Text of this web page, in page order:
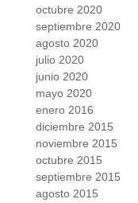
octubre 2020
septiembre 2020
agosto 2020
julio 2020
junio 2020
mayo 2020
enero 2016
diciembre 2015
noviembre 2015
octubre 2015
septiembre 2015
agosto 2015